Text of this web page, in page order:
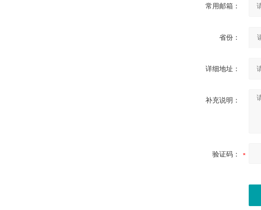
常用邮箱：
省份：
详细地址：
补充说明：
验证码：